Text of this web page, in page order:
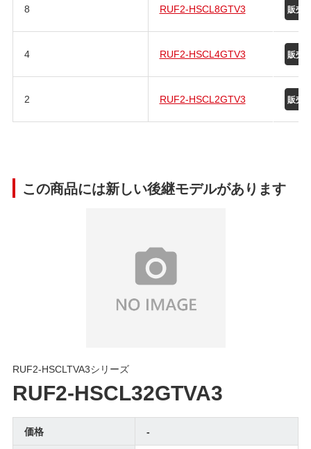
8 RUF2-HSCL8GTV3
4 RUF2-HSCL4GTV3
2 RUF2-HSCL2GTV3
この商品には新しい後継モデルがあります
RUF2-HSCLTVA3シリーズ
RUF2-HSCL32GTVA3
価格
-